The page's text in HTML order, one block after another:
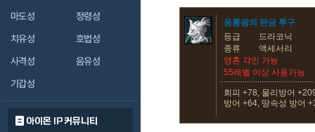
마도성
정령성
치유성
호법성
사격성
음유성
기갑성
아이온 IP 커뮤니티
응룡왕의 판금 투구
등급
드라코닉
종류
액세서리
영혼 각인 가능
55레벨 이상 사용가능
회피 +78, 물리방어
방어 +64, 땅속성 방어